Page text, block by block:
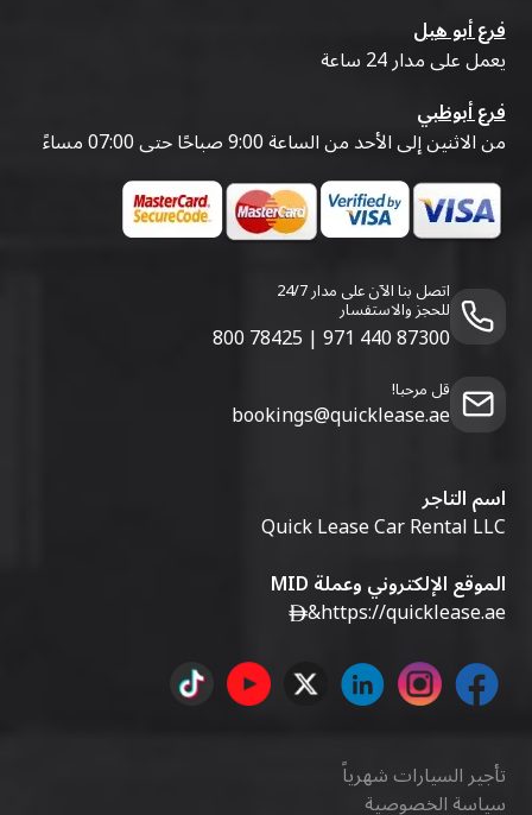
فرع أبو هيل
يعمل على مدار 24 ساعة
فرع أبوظبي
من الاثنين إلى الأحد من الساعة 9:00 صباحًا حتى 07:00 مساءً
اتصل بنا الآن على مدار 24/7
للحجز والاستفسار
800 78425 | 971 440 87300
قل مرحبا!
bookings@quicklease.ae
اسم التاجر
Quick Lease Car Rental LLC
الموقع الإلكتروني وعملة MID
https://quicklease.ae
&
تأجير السيارات شهرياً
سياسة الخصوصية